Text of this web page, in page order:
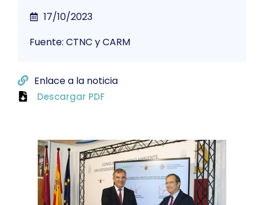
17/10/2023
Fuente: CTNC y CARM
Enlace a la noticia
Descargar PDF